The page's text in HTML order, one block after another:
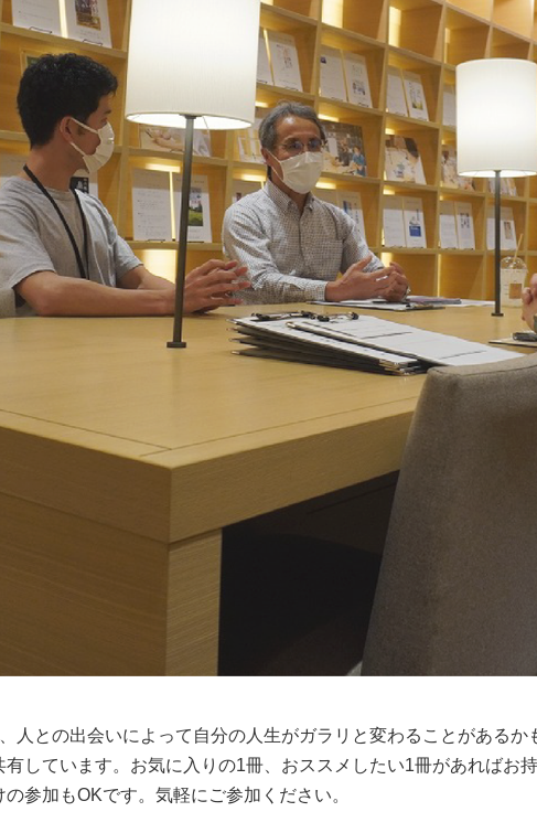
人との出会いによって自分の人生がガラリと変わることがある
有しています。お気に入りの1冊、おススメしたい1冊があればお
参加もOKです。気軽にご参加ください。